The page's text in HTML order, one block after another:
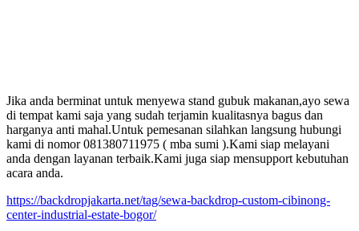
Jika anda berminat untuk menyewa stand gubuk makanan,ayo sewa
di tempat kami saja yang sudah terjamin kualitasnya bagus dan
harganya anti mahal.Untuk pemesanan silahkan langsung hubungi
kami di nomor 081380711975 ( mba sumi ).Kami siap melayani
anda dengan layanan terbaik.Kami juga siap mensupport kebutuhan
acara anda.
https://backdropjakarta.net/tag/sewa-backdrop-custom-cibinong-
center-industrial-estate-bogor/